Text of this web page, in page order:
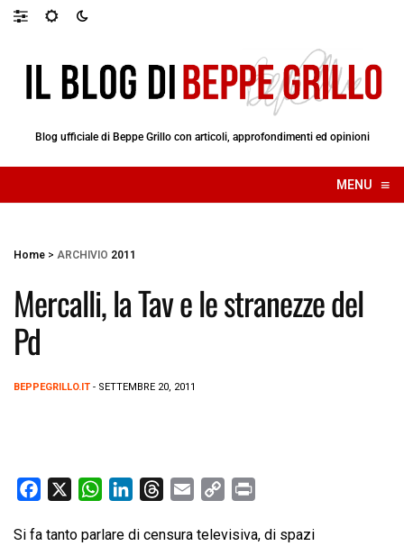
Blog ufficiale di Beppe Grillo con articoli, approfondimenti ed opinioni
MENU ≡
☰
Home > ARCHIVIO 2011
Mercalli, la Tav e le stranezze del
Pd
BEPPEGRILLO.IT - SETTEMBRE 20, 2011
c
W
a
n
r
a
p
i
Si fa tanto parlare di censura televisiva, di spazi